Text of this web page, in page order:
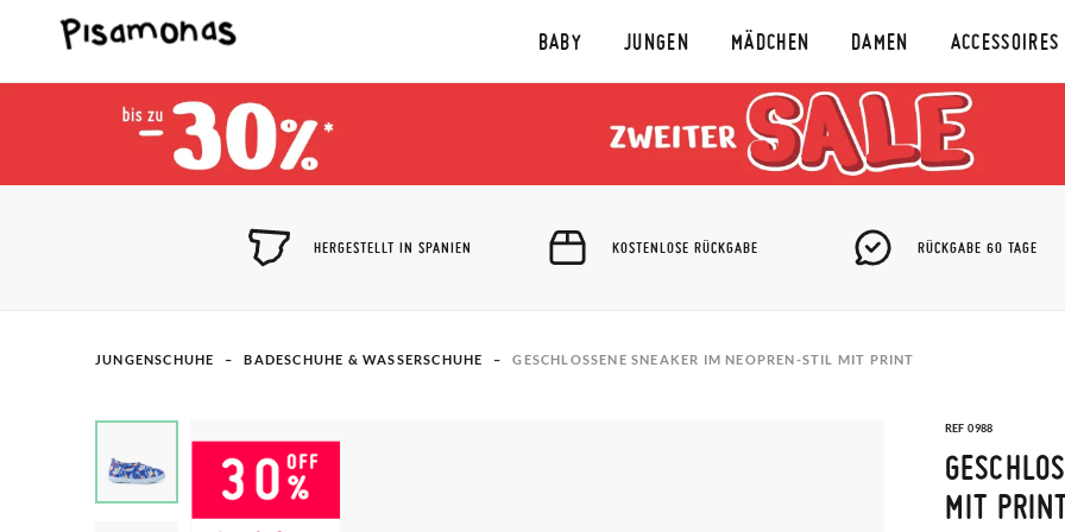
BABY JUNGEN MÄDCHEN DAMEN ACCESSOIRES
HERGESTELLT IN SPANIEN KOSTENLOSE RÜCKGABE RÜCKGABE 60 TAGE
JUNGENSCHUHE BADESCHUHE & WASSERSCHUHE GESCHLOSSENE SNEAKER IM NEOPREN-STIL MIT PRINT
REF 0988
MIT